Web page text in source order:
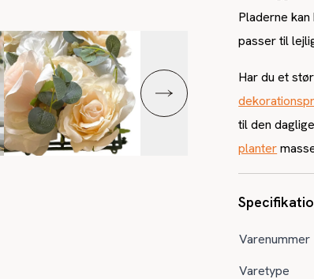
Pladerne
passer til
Har du et
til den
planter
Varenummer
Varetype